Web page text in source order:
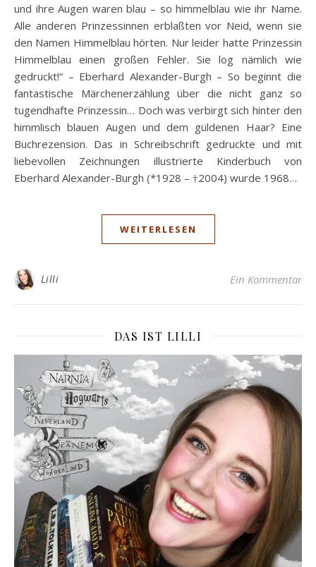
und ihre Augen waren blau – so himmelblau wie ihr Name.
Alle anderen Prinzessinnen erblaßten vor Neid, wenn sie
den Namen Himmelblau hörten. Nur leider hatte Prinzessin
Himmelblau einen großen Fehler. Sie log nämlich wie
gedruckt!“ – Eberhard Alexander-Burgh – So beginnt die
fantastische Märchenerzählung über die nicht ganz so
tugendhafte Prinzessin… Doch was verbirgt sich hinter den
himmlisch blauen Augen und dem güldenen Haar? Eine
Buchrezension. Das in Schreibschrift gedruckte und mit
liebevollen Zeichnungen illustrierte Kinderbuch von
Eberhard Alexander-Burgh (*1928 – †2004) wurde 1968…
WEITERLESEN
Lilli Ein Kommentar
DAS IST LILLI